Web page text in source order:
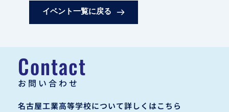
イベント一覧に戻る
Contact
お問い合わせ
名古屋工業高等学校について詳しくはこちら